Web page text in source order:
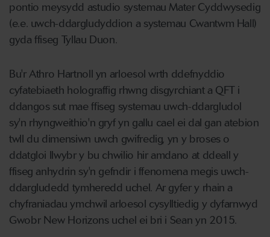
pontio meysydd astudio systemau Mater Cyddwysedig
(e.e. uwch-ddargludyddion a systemau Cwantwm Hall)
gyda ffiseg Tyllau Duon.
Bu'r Athro Hartnoll yn arloesol wrth ddefnyddio
cyfatebiaeth holograffig rhwng disgyrchiant a QFT i
ddangos sut mae ffiseg systemau uwch-ddargludol
sy'n rhyngweithio'n gryf yn gallu cael ei dal gan atebion
twll du dimensiwn uwch gwifredig, yn y broses o
ddatgloi llwybr y bu chwilio hir amdano at ddeall y
ffiseg anhydrin sy'n gefndir i ffenomena megis uwch-
ddargludedd tymheredd uchel. Ar gyfer y rhain a
chyfraniadau ymchwil arloesol cysylltiedig y dyfarnwyd
Gwobr New Horizons uchel ei bri i Sean yn 2015.